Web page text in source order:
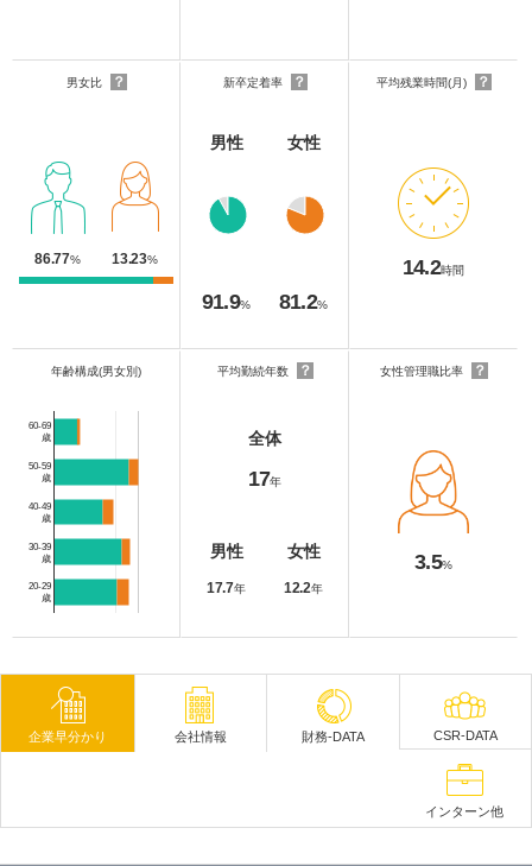
男女比 ？
86.77% 13.23%
新卒定着率 ？
男性
91.9%
女性
81.2%
平均残業時間(月) ？
14.2時間
年齢構成(男女別)
60-69
歳
50-59
歳
40-49
歳
30-39
歳
20-29
歳
平均勤続年数 ？
全体
17年
男性
17.7年
女性
12.2年
女性管理職比率 ？
3.5%
企業早分かり 会社情報 財務-DATA CSR-DATA
インターン他